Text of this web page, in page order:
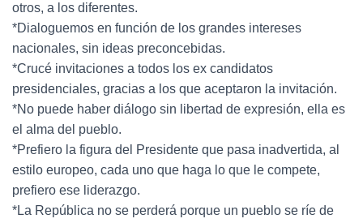
otros, a los diferentes.
*Dialoguemos en función de los grandes intereses
nacionales, sin ideas preconcebidas.
*Crucé invitaciones a todos los ex candidatos
presidenciales, gracias a los que aceptaron la invitación.
*No puede haber diálogo sin libertad de expresión, ella es
el alma del pueblo.
*Prefiero la figura del Presidente que pasa inadvertida, al
estilo europeo, cada uno que haga lo que le compete,
prefiero ese liderazgo.
*La República no se perderá porque un pueblo se ríe de